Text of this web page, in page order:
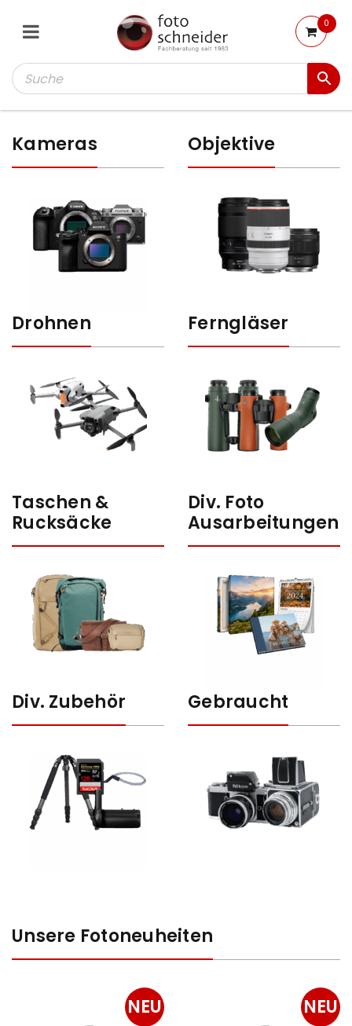
0
Kameras
Drohnen
Taschen &
Rucksäcke
Div. Zubehör
Objektive
Ferngläser
Div. Foto
Ausarbeitungen
Gebraucht
Unsere Fotoneuheiten
NEU NEU